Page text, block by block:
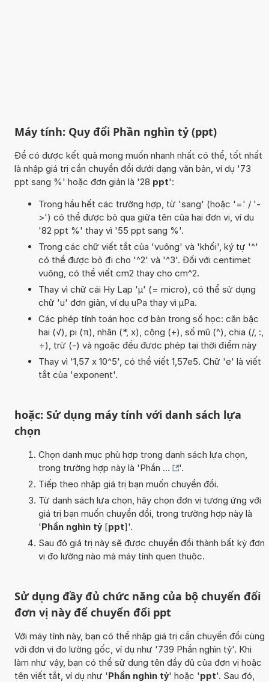
Máy tính: Quy đổi Phần nghìn tỷ (ppt)
Để có được kết quả mong muốn nhanh nhất có thể, tốt nhất
là nhập giá trị cần chuyển đổi dưới dạng văn bản, ví dụ '73
ppt sang %' hoặc đơn giản là '28 ppt':
Trong hầu hết các trường hợp, từ 'sang' (hoặc '=' / '-
>') có thể được bỏ qua giữa tên của hai đơn vị, ví dụ
'82 ppt %' thay vì '55 ppt sang %'.
Trong các chữ viết tắt của 'vuông' và 'khối', ký tự '^'
có thể được bỏ đi cho '^2' và '^3'. Đối với centimet
vuông, có thể viết cm2 thay cho cm^2.
Thay vì chữ cái Hy Lạp 'µ' (= micro), có thể sử dụng
chữ 'u' đơn giản, ví dụ uPa thay vì µPa.
Các phép tính toán học cơ bản trong số học: căn bậc
hai (√), pi (π), nhân (*, x), cộng (+), số mũ (^), chia (/, :,
÷), trừ (-) và ngoặc đều được phép tại thời điểm này
Thay vì '1,57 x 10^5', có thể viết 1,57e5. Chữ 'e' là viết
tắt của 'exponent'.
hoặc: Sử dụng máy tính với danh sách lựa
chọn
Chọn danh mục phù hợp trong danh sách lựa chọn,
trong trường hợp này là 'Phần ...
'.
Tiếp theo nhập giá trị bạn muốn chuyển đổi.
Từ danh sách lựa chọn, hãy chọn đơn vị tương ứng với
giá trị bạn muốn chuyển đổi, trong trường hợp này là
'Phần nghìn tỷ[ppt]'.
Sau đó giá trị này sẽ được chuyển đổi thành bất kỳ đơn
vị đo lường nào mà máy tính quen thuộc.
Sử dụng đầy đủ chức năng của bộ chuyển đổi
đơn vị này để chuyển đổi ppt
Với máy tính này, bạn có thể nhập giá trị cần chuyển đổi cùng
với đơn vị đo lường gốc, ví dụ như '739 Phần nghìn tỷ'. Khi
làm như vậy, bạn có thể sử dụng tên đầy đủ của đơn vị hoặc
tên viết tắt, ví dụ như 'Phần nghìn tỷ' hoặc 'ppt'. Sau đó,